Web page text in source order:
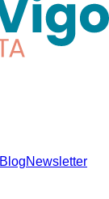
BlogNewsletter